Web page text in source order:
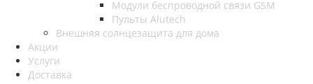
Модули беспроводной связи GSM
Пульты Alutech
Внешняя солнцезащита для дома
Акции
Услуги
Доставка